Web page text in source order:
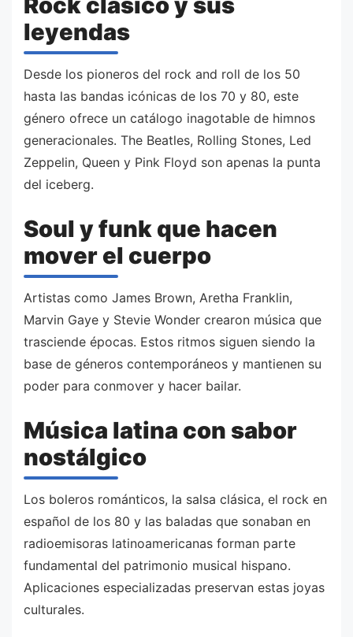
leyendas
Desde los pioneros del rock and roll de los 50
hasta las bandas icónicas de los 70 y 80, este
género ofrece un catálogo inagotable de himnos
generacionales. The Beatles, Rolling Stones, Led
Zeppelin, Queen y Pink Floyd son apenas la punta
del iceberg.
Soul y funk que hacen
mover el cuerpo
Artistas como James Brown, Aretha Franklin,
Marvin Gaye y Stevie Wonder crearon música que
trasciende épocas. Estos ritmos siguen siendo la
base de géneros contemporáneos y mantienen su
poder para conmover y hacer bailar.
Música latina con sabor
nostálgico
Los boleros románticos, la salsa clásica, el rock en
español de los 80 y las baladas que sonaban en
radioemisoras latinoamericanas forman parte
fundamental del patrimonio musical hispano.
Aplicaciones especializadas preservan estas joyas
culturales.